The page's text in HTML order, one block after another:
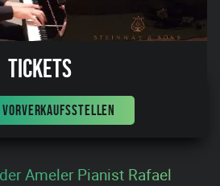
Tickets
Ameler Pianist Rafael